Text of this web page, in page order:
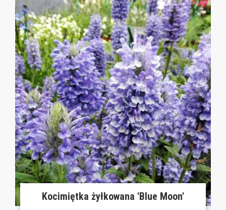
Kocimiętka żyłkowana 'Blue Moon'